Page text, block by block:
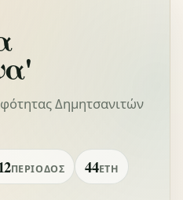
Δημητσανιτών
ΠΕΡΊΟΔΟΣ 44ΈΤΗ